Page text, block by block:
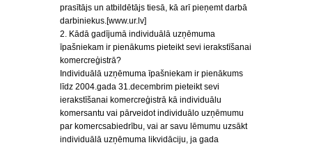
prasītājs un atbildētājs tiesā, kā arī pieņemt darbā
darbiniekus.[www.ur.lv]
2. Kādā gadījumā individuālā uzņēmuma
īpašniekam ir pienākums pieteikt sevi ierakstīšanai
komercreģistrā?
Individuālā uzņēmuma īpašniekam ir pienākums
līdz 2004.gada 31.decembrim pieteikt sevi
ierakstīšanai komercreģistrā kā individuālu
komersantu vai pārveidot individuālo uzņēmumu
par komercsabiedrību, vai ar savu lēmumu uzsākt
individuālā uzņēmuma likvidāciju, ja gada